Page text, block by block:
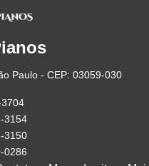
Paulo - CEP: 03059-030
3154
3150
0286